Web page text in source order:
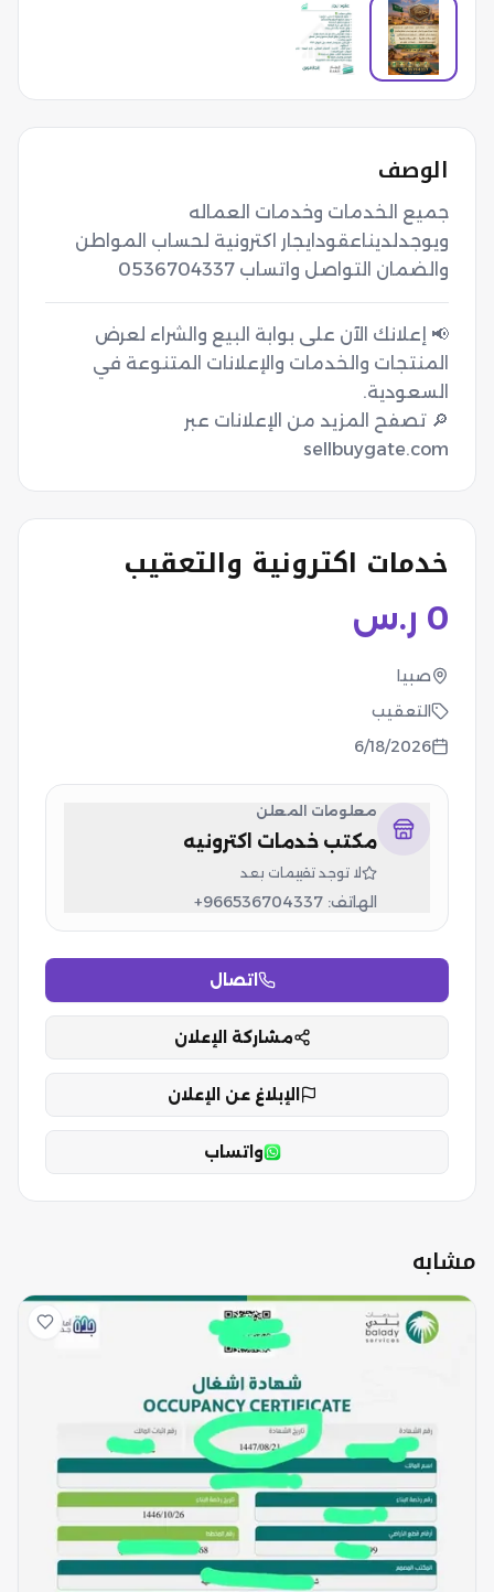
الوصف
والضمان التواصل واتساب 0536704337
📢 إعلانك الآن على بوابة البيع والشراء لعرض
المنتجات والخدمات والإعلانات المتنوعة في
🔎 تصفح المزيد من الإعلانات عبر
sellbuygate.com
خدمات اكترونية والتعقيب
0 ر.س
صبيا
التعقيب
6/18/2026
معلومات المعلن
مكتب خدمات اكترونيه
لا توجد تقييمات بعد
الهاتف: +966536704337
اتصال
مشاركة الإعلان
الإبلاغ عن الإعلان
واتساب
مشابه